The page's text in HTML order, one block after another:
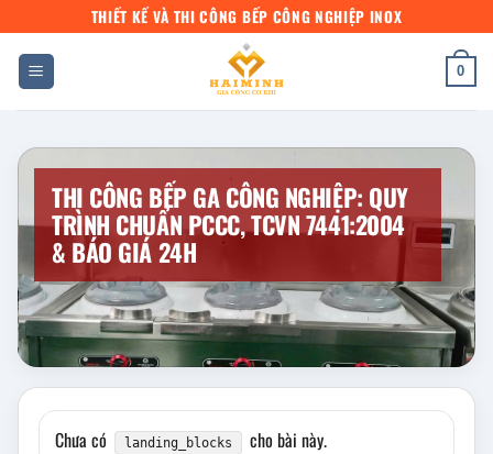
qua
dung
THIẾT KẾ VÀ THI CÔNG BẾP CÔNG NGHIỆP INOX
0
THI CÔNG BẾP GA CÔNG NGHIỆP: QUY
TRÌNH CHUẨN PCCC, TCVN 7441:2004
& BÁO GIÁ 24H
Chưa có landing_blocks cho bài này.